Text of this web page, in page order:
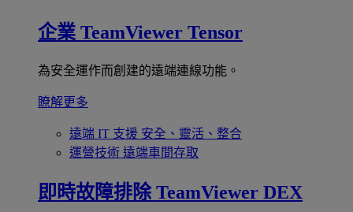
企業 TeamViewer Tensor
為安全運作而創建的遠端連線功能。
瞭解更多
遠端 IT 支援 安全、靈活、整合
運營技術 遠端車間存取
即時故障排除 TeamViewer DEX